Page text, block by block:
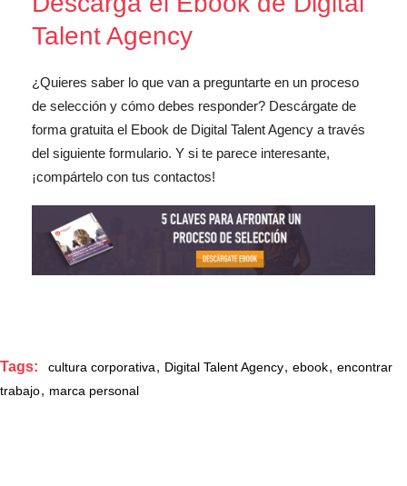
Talent Agency
¿Quieres saber lo que van a preguntarte en un proceso
de selección y cómo debes responder? Descárgate de
forma gratuita el Ebook de Digital Talent Agency a través
del siguiente formulario. Y si te parece interesante,
¡compártelo con tus contactos!
Tags: cultura corporativa, Digital Talent Agency, ebook, encontrar
trabajo, marca personal